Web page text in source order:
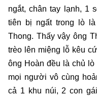
ngắt, chân tay lạnh, 1
tiên bị ngất trong lò
Thong. Thấy vậy ông
trèo lên miệng lỗ kêu
ông Hoàn đều là chủ
mọi người vô cùng
cả 1 khu núi, 2 con